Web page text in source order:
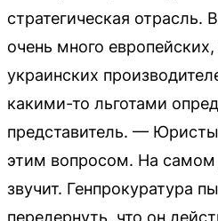
стратегическая отрасль.
очень много
украинских
какими-то льготами
представитель. —
этим вопросом. На
звучит. Генпрокуратура
передернуть, что он